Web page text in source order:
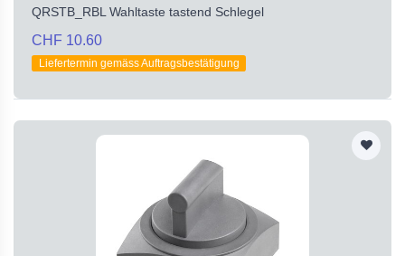
QRSTB_RBL Wahltaste tastend Schlegel
CHF 10.60
Liefertermin gemäss Auftragsbestätigung